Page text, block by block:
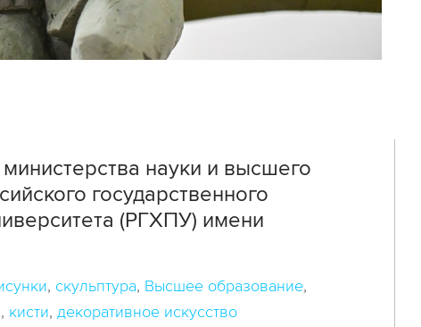
науки и высшего
государственного
(РГХПУ) имени
скульптура Высшее образование
кисти декоративное искусство